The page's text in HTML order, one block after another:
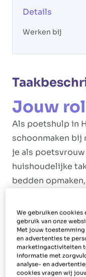
Details
Werken bij
Jouw rol
Als poetshulp in
schoonmaken bij
je als
huishoudelijke
bedden
boodschappen
bij.
Ons
Bij Het
We gebruiken cookies
gebruik van onze
Met jouw
en advertenties te
marketingactiviteiten
informatie met
analyse- en
cookies vragen wij